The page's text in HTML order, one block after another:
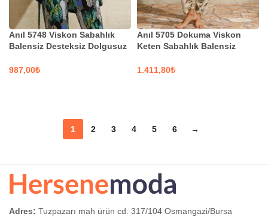
Anıl 5748 Viskon Sabahlık
Balensiz Desteksiz Dolgusuz
Pantolon Pijama 3’lü Takım
₺
Anıl 5705 Dokuma Viskon
Keten Sabahlık Balensiz
Detaylı Dantelli Büstiyer
₺
1 2 3 4 5 6 →
Adres: Tuzpazarı mah ürün cd. 317/104 Osmangazi/Bursa